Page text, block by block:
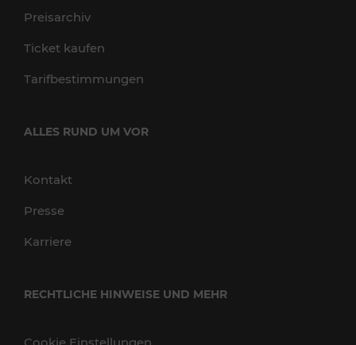
Preisarchiv
Ticket kaufen
Tarifbestimmungen
ALLES RUND UM VOR
Kontakt
Presse
Karriere
RECHTLICHE HINWEISE UND MEHR